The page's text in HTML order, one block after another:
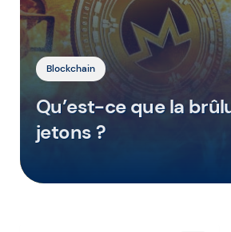
Blockchain
Qu’est-ce que la
jetons ?